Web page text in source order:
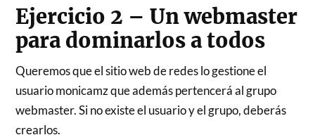
Ejercicio 2 – Un webmaster
para dominarlos a todos
Queremos que el sitio web de redes lo gestione el
usuario monicamz que además pertencerá al grupo
webmaster. Si no existe el usuario y el grupo, deberás
crearlos.